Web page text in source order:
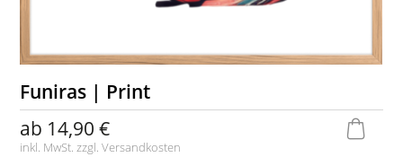
Funiras | Print
ab 14,90 €
inkl. MwSt. zzgl.Versandkosten